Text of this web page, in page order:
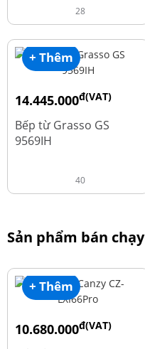
28
+ Thêm
14.445.000đ(VAT)
19.260.000
Bếp từ Grasso GS
9569IH
40
Sản phẩm bán chạy
+ Thêm
10.680.000đ(VAT)
15.980.000